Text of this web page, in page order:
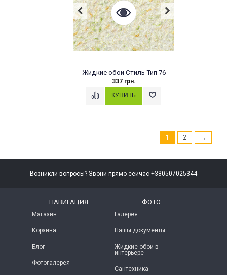
Жидкие обои Стиль Тип 76
337 грн.
1 2 →
Возникли вопросы? Звони прямо сейчас +380507025344
НАВИГАЦИЯ
Магазин
Корзина
Блог
Фотогалерея
ФОТО
Галерея
Нашы документы
Жидкие обои в
интерьере
Сантехника